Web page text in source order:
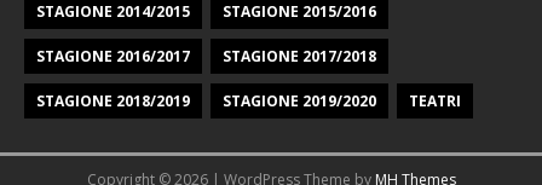
STAGIONE 2014/2015 STAGIONE 2015/2016
STAGIONE 2016/2017 STAGIONE 2017/2018
STAGIONE 2018/2019 STAGIONE 2019/2020 TEATRI
Copyright © 2026 | WordPress Theme by MH Themes